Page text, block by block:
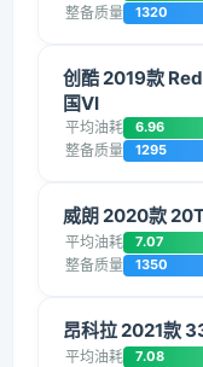
整备质量 1320
创酷 2019款
国VI
平均油耗 6.96
整备质量 1295
威朗 2020款
平均油耗 7.07
整备质量 1350
昂科拉 2021款
平均油耗 7.08